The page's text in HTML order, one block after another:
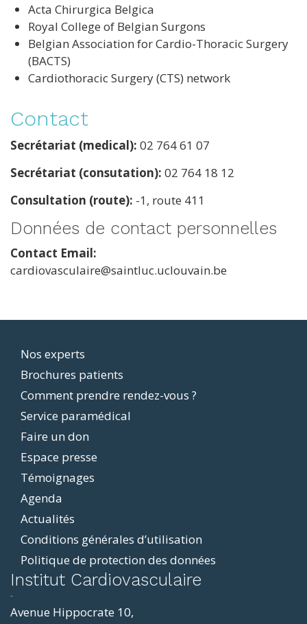
Acta Chirurgica Belgica
Royal College of Belgian Surgons
Belgian Association for Cardio-Thoracic Surgery
(BACTS)
Cardiothoracic Surgery (CTS) network
Contact
Secrétariat (medical): 02 764 61 07
Secrétariat (consutation): 02 764 18 12
Consultation (route): -1, route 411
Données de contact personnelles
Contact Email
cardiovasculaire@saintluc.uclouvain.be
Footer
menu
Nos experts
Brochures patients
Comment prendre rendez-vous ?
Service paramédical
Faire un don
Espace presse
Témoignages
Agenda
Actualités
Conditions générales d’utilisation
Politique de protection des données
Institut Cardiovasculaire
Avenue Hippocrate 10,